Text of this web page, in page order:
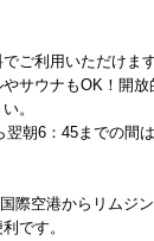
ご利用いただけます
サウナもOK！開
。
朝6：45までの間は
際空港からリムジ
です。